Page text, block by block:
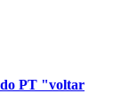
do PT "voltar